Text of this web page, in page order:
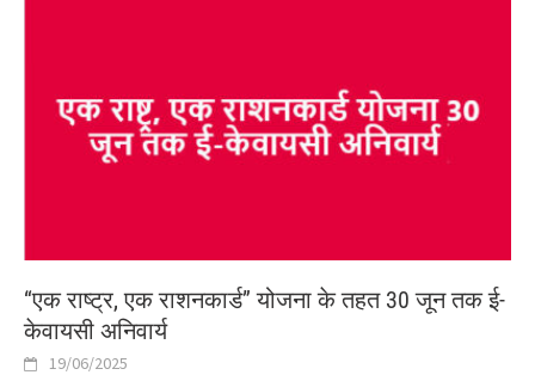
“एक राष्ट्र, एक राशनकार्ड” योजना के तहत 30 जून तक ई-
केवायसी अनिवार्य
19/06/2025